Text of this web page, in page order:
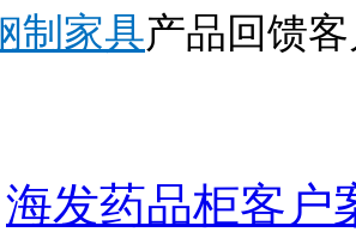
制家具产品回馈
海发药品柜客户